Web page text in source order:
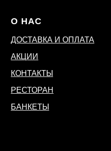
О НАС
ДОСТАВКА И ОПЛАТА
АКЦИИ
КОНТАКТЫ
РЕСТОРАН
БАНКЕТЫ